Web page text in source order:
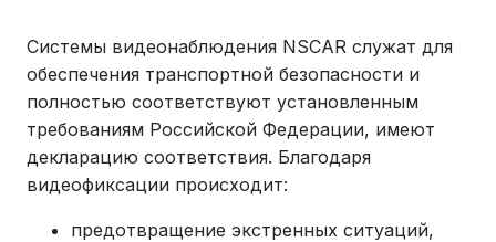
Системы видеонаблюдения NSCAR служат для
обеспечения транспортной безопасности и
полностью соответствуют установленным
требованиям Российской Федерации, имеют
декларацию соответствия. Благодаря
видеофиксации происходит:
предотвращение экстренных ситуаций,